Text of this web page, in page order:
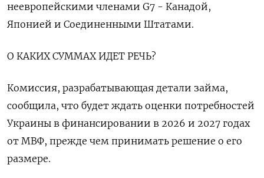
неевропейскими членами G7 - Канадой,
Японией и Соединенными Штатами.
О КАКИХ СУММАХ ИДЕТ РЕЧЬ?
Комиссия, разрабатывающая детали займа,
сообщила, что будет ждать оценки потребностей
Украины в финансировании в 2026 и 2027 годах
от МВФ, прежде чем принимать решение о его
размере.